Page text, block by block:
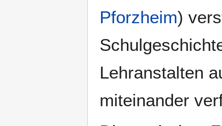
Pforzheim)
Lehranstalten
miteinander